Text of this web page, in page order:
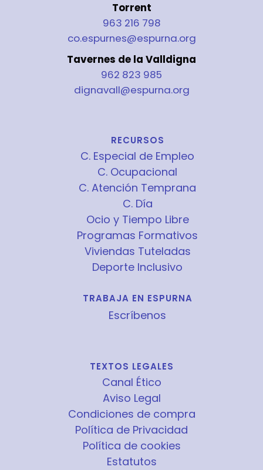
Torrent
963 216 798
co.espurnes@espurna.org
Tavernes de la Valldigna
962 823 985
dignavall@espurna.org
RECURSOS
C. Especial de Empleo
C. Ocupacional
C. Atención Temprana
C. Día
Ocio y Tiempo Libre
Programas Formativos
Viviendas Tuteladas
Deporte Inclusivo
TRABAJA EN ESPURNA
Escríbenos
TEXTOS LEGALES
Canal Ético
Aviso Legal
Condiciones de compra
Política de Privacidad
Política de cookies
Estatutos